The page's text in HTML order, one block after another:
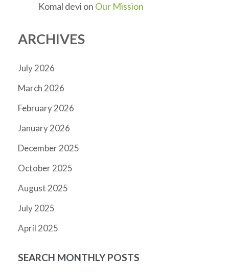
Komal devi on Our Mission
ARCHIVES
July 2026
March 2026
February 2026
January 2026
December 2025
October 2025
August 2025
July 2025
April 2025
SEARCH MONTHLY POSTS